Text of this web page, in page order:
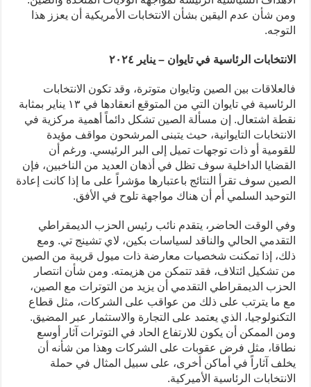
ومن شأن عدم اليقين بشأن الانتخابات الأمريكية أن يعزز هذا
التوجه.
الانتخابات الرئاسية في تايوان – يناير ٢٠٢٤
فالعلاقات بين الصين وتايوان متوترة، وقد تكون الانتخابات
الرئاسية في تايوان التي من المتوقع انعقادها في ١٣ يناير بمثابة
نقطة اشتعال. إن مسألة الصين تشكل دائماً أهمية مركزية في
الانتخابات التايوانية، حيث يتبنى المرشحون مواقف مؤيدة
للقومية أو ذات توجهات تميل إلى البر الرئيسي. ورغم أن
القضايا الداخلية سوف تظل في أذهان العديد من الناخبين، فإن
الصين سوف تقرأ النتائج باعتبارها مؤشراً على ما إذا كانت إعادة
التوحيد السلمي أم أن هناك مواجهة تلوح في الأفق.
وفي الوقت الحاضر، يتقدم نائب رئيس الحزب الديمقراطي
التقدمي الحالي والناقد لسياسات بكين، لاي تشينج تي. ومع
ذلك، إذا تمكنت شخصيات معارضة ذات ميول قريبة من الصين
من تشكيل ائتلاف، فقد تتمكن من هزيمته. ومن شأن انتصار
الحزب الديمقراطي التقدمي أن يزيد من التوترات مع الصين،
مع ما يترتب على ذلك من عواقب على الشركات، مثل قطاع
التكنولوجيا، الذي يعتمد على التجارة والاستثمار عبر المضيق.
ومن الممكن أن يكون للارتفاع الحاد في التوترات آثار أوسع
نطاقا، مثل فرض عقوبات على الشركات وهذا من شأنه أن
يخلف آثاراً في أماكن أخرى، على سبيل المثال في حملة
الانتخابات الرئاسية الأميركية.